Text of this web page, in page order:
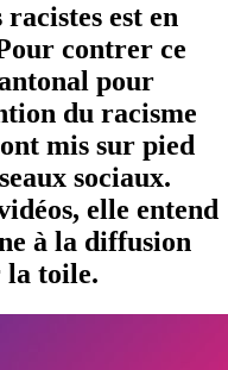
est en
contrer ce
pour
du racisme
mis sur pied
sociaux.
elle entend
à la diffusion
la toile.